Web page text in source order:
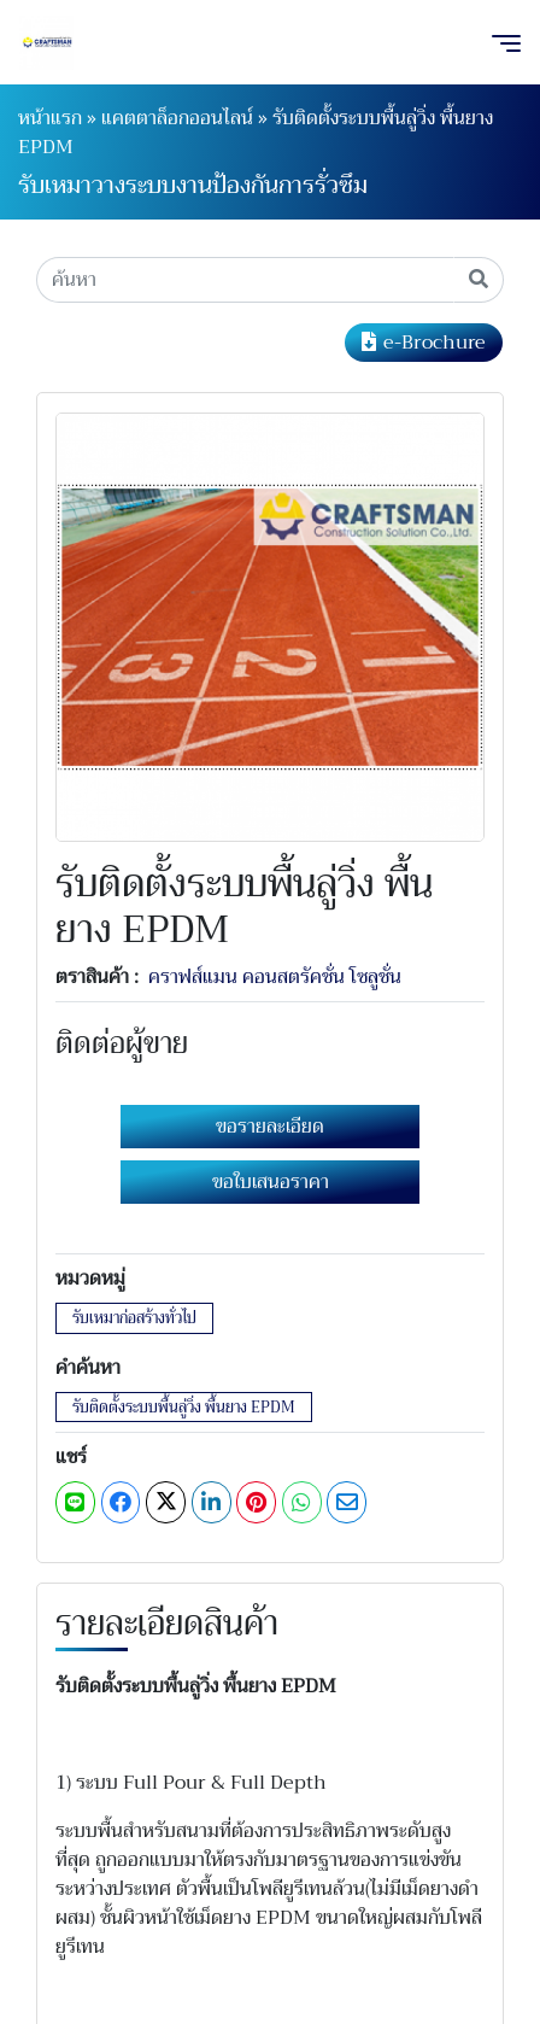
หน้าแรก»แคตตาล็อกออนไลน์»รับติดตั้งระบบพื้นลู่วิ่ง พื้นยาง
EPDM
รับเหมาวางระบบงานป้องกันการรั่วซึม
e-Brochure
รับติดตั้งระบบพื้นลู่วิ่ง พื้น
ยาง EPDM
ตราสินค้า : คราฟส์แมน คอนสตรัคชั่น โซลูชั่น
ติดต่อผู้ขาย
ขอรายละเอียด
ขอใบเสนอราคา
หมวดหมู่
รับเหมาก่อสร้างทั่วไป
คำค้นหา
รับติดตั้งระบบพื้นลู่วิ่ง พื้นยาง EPDM
แชร์
รายละเอียดสินค้า
รับติดตั้งระบบพื้นลู่วิ่ง พื้นยาง EPDM
1) ระบบ Full Pour & Full Depth
ระบบพื้นสำหรับสนามที่ต้องการประสิทธิภาพระดับสูง
ที่สุด ถูกออกแบบมาให้ตรงกับมาตรฐานของการแข่งขัน
ระหว่างประเทศ ตัวพื้นเป็นโพลียูรีเทนล้วน(ไม่มีเม็ดยางดำ
ผสม) ชั้นผิวหน้าใช้เม็ดยาง EPDM ขนาดใหญ่ผสมกับโพลี
ยูรีเทน